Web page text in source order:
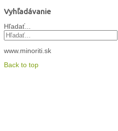
Vyhľadávanie
Hľadať...
www.minoriti.sk
Back to top